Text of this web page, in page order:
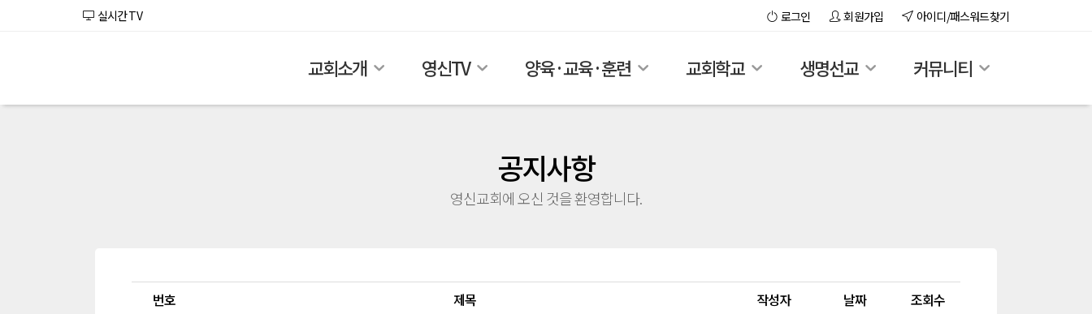
실시간 TV 로그인 회원가입 아이디/패스워드찾기
교회소개 영신TV 양육·교육·훈련 교회학교 생명선교 커뮤니티
공지사항
영신교회에 오신 것을 환영합니다.
번호 제목 작성자 날짜
조회수